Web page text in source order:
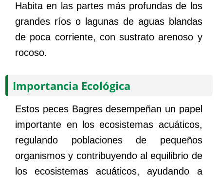
Habita en las partes más profundas de los
grandes ríos o lagunas de aguas blandas
de poca corriente, con sustrato arenoso y
rocoso.
Importancia Ecológica
Estos peces Bagres desempeñan un papel
importante en los ecosistemas acuáticos,
regulando poblaciones de pequeños
organismos y contribuyendo al equilibrio de
los ecosistemas acuáticos, ayudando a